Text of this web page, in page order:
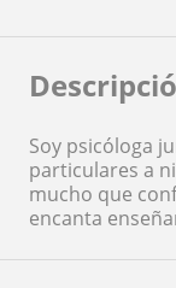
Soy psicóloga
particulares a
mucho que
encanta